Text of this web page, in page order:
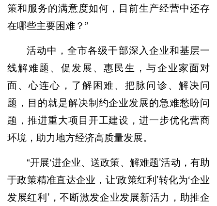
策和服务的满意度如何，目前生产经营中还存
在哪些主要困难？”
活动中，全市各级干部深入企业和基层一
线解难题、促发展、惠民生，与企业家面对
面、心连心，了解困难、把脉问诊、解决问
题，目的就是解决制约企业发展的急难愁盼问
题，推进重大项目开工建设，进一步优化营商
环境，助力地方经济高质量发展。
“开展‘进企业、送政策、解难题’活动，有助
于政策精准直达企业，让‘政策红利’转化为‘企业
发展红利’，不断激发企业发展新活力，助推企